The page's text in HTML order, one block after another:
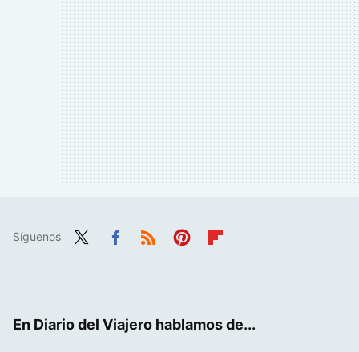
Síguenos
En Diario del Viajero hablamos de...